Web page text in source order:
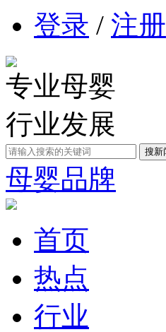
登录 / 注册
专业母婴
行业发展
母婴品牌
首页
热点
行业